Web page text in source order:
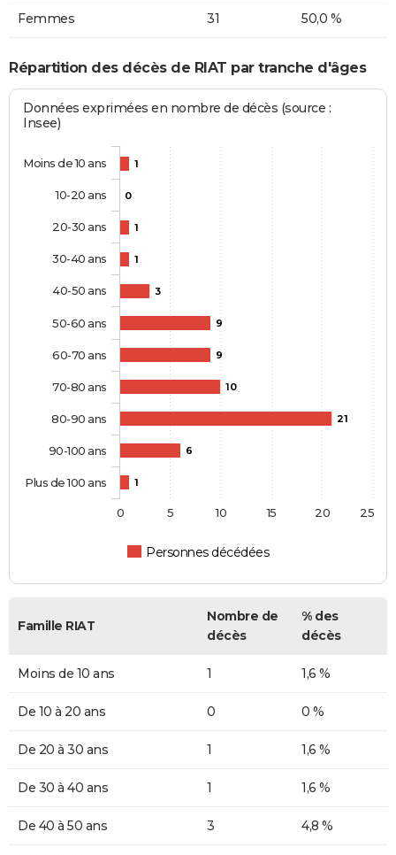
Femmes 31 50,0 %
Répartition des décès de RIAT par tranche d'âges
Données exprimées en nombre de décès (source :
Insee)
1
0
1
1
3
9
9
10
21
6
1
Personnes décédées
Moins de 10 ans
10-20 ans
20-30 ans
30-40 ans
40-50 ans
50-60 ans
60-70 ans
70-80 ans
80-90 ans
90-100 ans
Plus de 100 ans
0 5 10 15 20 25
Famille RIAT
Nombre de
décès
% des
décès
Moins de 10 ans 1 1,6 %
De 10 à 20 ans 0 0 %
De 20 à 30 ans 1 1,6 %
De 30 à 40 ans 1 1,6 %
De 40 à 50 ans 3 4,8 %